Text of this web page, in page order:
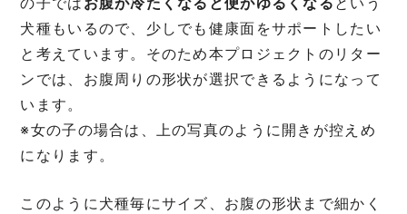
犬種もいるので、少しでも健康面をサポートしたい
と考えています。そのため本プロジェクトのリター
ンでは、お腹周りの形状が選択できるようになって
います。
※女の子の場合は、上の写真のように開きが控えめ
になります。
このように犬種毎にサイズ、お腹の形状まで細かく